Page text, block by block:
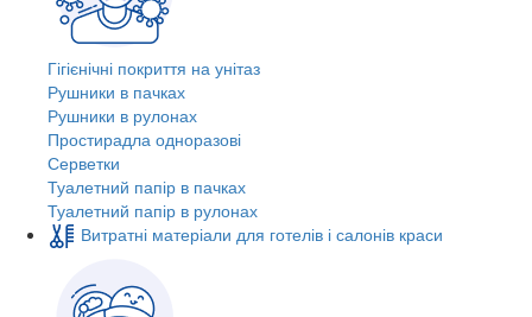
Гігієнічні покриття на унітаз
Рушники в пачках
Рушники в рулонах
Простирадла одноразові
Серветки
Туалетний папір в пачках
Туалетний папір в рулонах
Витратні матеріали для готелів і салонів краси